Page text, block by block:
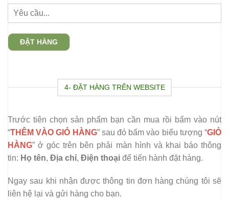
ĐẶT HÀNG
4- ĐẶT HÀNG TRÊN WEBSITE
Trước tiên chọn sản phẩm bạn cần mua rồi bấm vào nút
“THÊM VÀO GIỎ HÀNG” sau đó bấm vào biểu tượng “GIỎ
HÀNG” ở góc trên bên phải màn hình và khai báo thông
tin: Họ tên, Địa chỉ, Điện thoại để tiến hành đặt hàng.
Ngay sau khi nhận được thông tin đơn hàng chúng tôi sẽ
liên hệ lại và gửi hàng cho bạn.